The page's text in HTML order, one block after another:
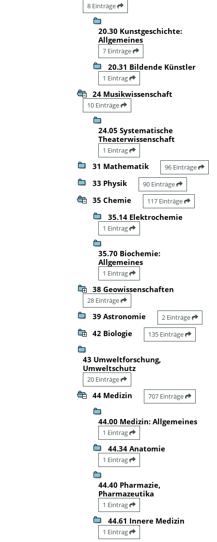
8 Einträge
20.30 Kunstgeschichte:
Allgemeines
7 Einträge
20.31 Bildende Künstler
1 Eintrag
24 Musikwissenschaft
10 Einträge
24.05 Systematische
Theaterwissenschaft
1 Eintrag
31 Mathematik 96 Einträge
33 Physik 90 Einträge
35 Chemie 117 Einträge
35.14 Elektrochemie
1 Eintrag
35.70 Biochemie:
Allgemeines
1 Eintrag
38 Geowissenschaften
28 Einträge
39 Astronomie 2 Einträge
42 Biologie 135 Einträge
43 Umweltforschung,
Umweltschutz
20 Einträge
44 Medizin 707 Einträge
44.00 Medizin: Allgemeines
1 Eintrag
44.34 Anatomie
1 Eintrag
44.40 Pharmazie,
Pharmazeutika
1 Eintrag
44.61 Innere Medizin
1 Eintrag